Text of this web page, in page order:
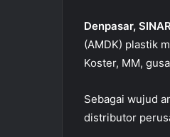
o
o
k
p
p
Denpasar,
(AMDK) plastik
Koster, MM,
Sebagai wujud
distributor